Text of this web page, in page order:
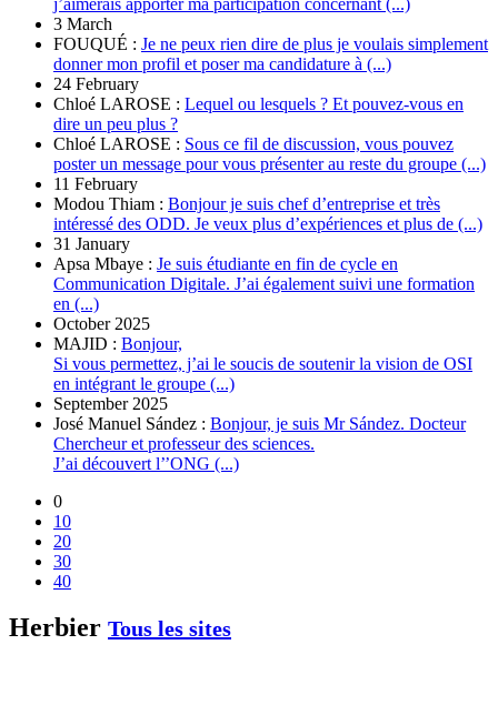
3 March
FOUQUÉ : Je ne peux rien dire de plus je voulais simplement
donner mon profil et poser ma candidature à (...)
24 February
Chloé LAROSE : Lequel ou lesquels ? Et pouvez-vous en
dire un peu plus ?
Chloé LAROSE : Sous ce fil de discussion, vous pouvez
poster un message pour vous présenter au reste du groupe (...)
11 February
Modou Thiam : Bonjour je suis chef d’entreprise et très
intéressé des ODD. Je veux plus d’expériences et plus de (...)
31 January
Apsa Mbaye : Je suis étudiante en fin de cycle en
Communication Digitale. J’ai également suivi une formation
en (...)
October 2025
MAJID : Bonjour,
Si vous permettez, j’ai le soucis de soutenir la vision de OSI
en intégrant le groupe (...)
September 2025
José Manuel Sández : Bonjour, je suis Mr Sández. Docteur
Chercheur et professeur des sciences.
J’ai découvert l’’ONG (...)
0
10
20
30
40
Herbier Tous les sites